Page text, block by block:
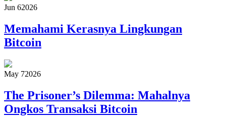
Jun 62026
Memahami Kerasnya Lingkungan
Bitcoin
May 72026
The Prisoner’s Dilemma: Mahalnya
Ongkos Transaksi Bitcoin